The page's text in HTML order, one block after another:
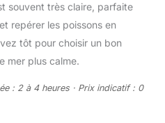
souvent très claire, parfaite
repérer les poissons en
tôt pour choisir un bon
mer plus calme.
: 2 à 4 heures · Prix indicatif : 0